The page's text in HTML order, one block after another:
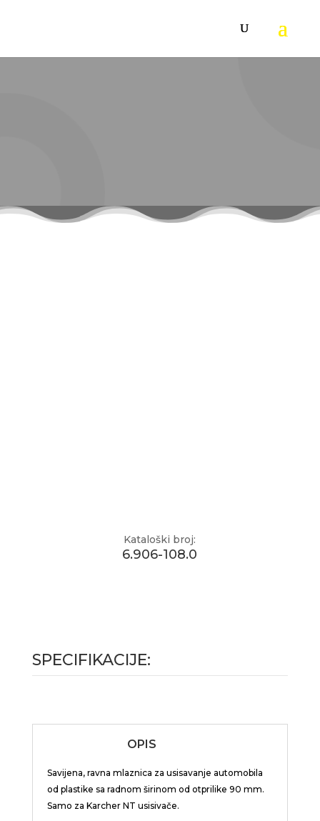
Kataloški broj:
6.906-108.0
SPECIFIKACIJE:
OPIS
Savijena, ravna mlaznica za usisavanje automobila
od plastike sa radnom širinom od otprilike 90 mm.
Samo za Karcher NT usisivače.